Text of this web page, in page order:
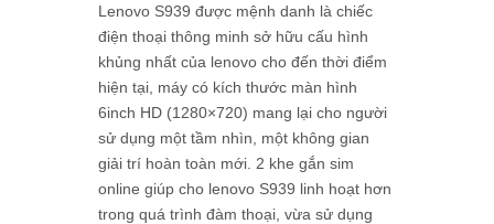
Lenovo S939 được mệnh danh là chiếc
điện thoại thông minh sở hữu cấu hình
khủng nhất của lenovo cho đến thời điểm
hiện tại, máy có kích thước màn hình
6inch HD (1280×720) mang lại cho người
sử dụng một tầm nhìn, một không gian
giải trí hoàn toàn mới. 2 khe gắn sim
online giúp cho lenovo S939 linh hoạt hơn
trong quá trình đàm thoại, vừa sử dụng